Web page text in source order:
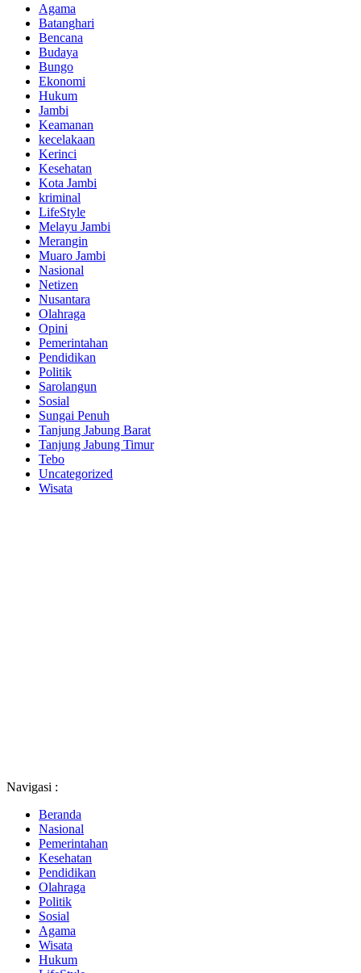
Agama
Batanghari
Bencana
Budaya
Bungo
Ekonomi
Hukum
Jambi
Keamanan
kecelakaan
Kerinci
Kesehatan
Kota Jambi
kriminal
LifeStyle
Melayu Jambi
Merangin
Muaro Jambi
Nasional
Netizen
Nusantara
Olahraga
Opini
Pemerintahan
Pendidikan
Politik
Sarolangun
Sosial
Sungai Penuh
Tanjung Jabung Barat
Tanjung Jabung Timur
Tebo
Uncategorized
Wisata
Navigasi :
Beranda
Nasional
Pemerintahan
Kesehatan
Pendidikan
Olahraga
Politik
Sosial
Agama
Wisata
Hukum